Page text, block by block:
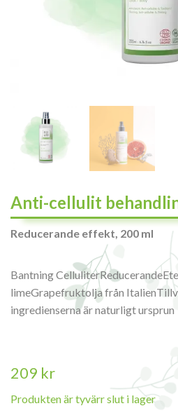
Anti-cellulit
Reducerande effekt, 200 ml
Bantning
limeGrapefruktolja från
ingredienserna är naturligt ursprun
209 kr
Produkten är tyvärr slut i lager